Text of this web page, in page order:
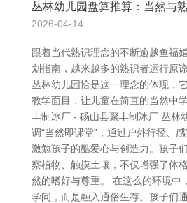
丛林幼儿园盘算推算：当然与
2026-04-14
跟着当代熟识理念的不断逾越鱼福
划指南，越来越多的熟识者运行原
丛林幼儿园恰是这一理念的体现，
教学面目，让儿童在简直的当然中
丰制冰厂 - 砀山县聚丰制冰厂 丛林
调“当然即课堂”，通过户外行径、
激勉孩子的酷爱心与创造力。孩子
察植物、触摸土壤，不仅增强了体
然的嗜好与尊重。 在这么的环境中
学问，而是融入通俗生存。孩子们